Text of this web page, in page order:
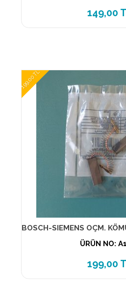
149,00
199,00 TL
ÜRÜN NO:
199,00